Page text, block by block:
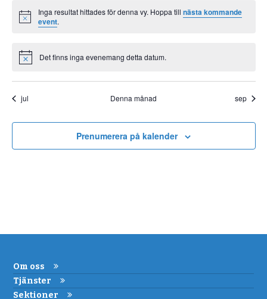
Notis
Inga resultat hittades för denna vy. Hoppa till nästa kommande
event.
Notis Det finns inga evenemang detta datum.
jul Denna månad sep
Prenumerera på kalender
Om oss
Tjänster
Sektioner